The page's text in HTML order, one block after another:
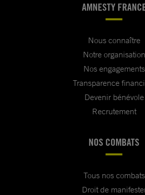
AMNESTY
Nous connaître
Notre organisation
Nos engagements
Transparence
Devenir bénévole
Recrutement
NOS COMBATS
Tous nos combats
Droit de